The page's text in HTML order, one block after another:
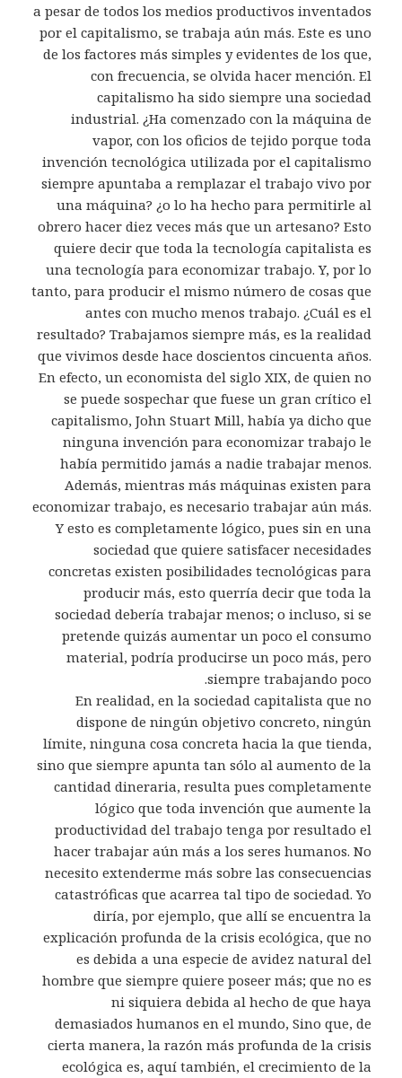
a pesar de todos los medios productivos inventados
por el capitalismo, se trabaja aún más. Este es uno
de los factores más simples y evidentes de los que,
con frecuencia, se olvida hacer mención. El
capitalismo ha sido siempre una sociedad
industrial. ¿Ha comenzado con la máquina de
vapor, con los oficios de tejido porque toda
invención tecnológica utilizada por el capitalismo
siempre apuntaba a remplazar el trabajo vivo por
una máquina? ¿o lo ha hecho para permitirle al
obrero hacer diez veces más que un artesano? Esto
quiere decir que toda la tecnología capitalista es
una tecnología para economizar trabajo. Y, por lo
tanto, para producir el mismo número de cosas que
antes con mucho menos trabajo. ¿Cuál es el
resultado? Trabajamos siempre más, es la realidad
que vivimos desde hace doscientos cincuenta años.
En efecto, un economista del siglo XIX, de quien no
se puede sospechar que fuese un gran crítico el
capitalismo, John Stuart Mill, había ya dicho que
ninguna invención para economizar trabajo le
había permitido jamás a nadie trabajar menos.
Además, mientras más máquinas existen para
economizar trabajo, es necesario trabajar aún más.
Y esto es completamente lógico, pues sin en una
sociedad que quiere satisfacer necesidades
concretas existen posibilidades tecnológicas para
producir más, esto querría decir que toda la
sociedad debería trabajar menos; o incluso, si se
pretende quizás aumentar un poco el consumo
material, podría producirse un poco más, pero
siempre trabajando poco.
En realidad, en la sociedad capitalista que no
dispone de ningún objetivo concreto, ningún
límite, ninguna cosa concreta hacia la que tienda,
sino que siempre apunta tan sólo al aumento de la
cantidad dineraria, resulta pues completamente
lógico que toda invención que aumente la
productividad del trabajo tenga por resultado el
hacer trabajar aún más a los seres humanos. No
necesito extenderme más sobre las consecuencias
catastróficas que acarrea tal tipo de sociedad. Yo
diría, por ejemplo, que allí se encuentra la
explicación profunda de la crisis ecológica, que no
es debida a una especie de avidez natural del
hombre que siempre quiere poseer más; que no es
ni siquiera debida al hecho de que haya
demasiados humanos en el mundo, Sino que, de
cierta manera, la razón más profunda de la crisis
ecológica es, aquí también, el crecimiento de la